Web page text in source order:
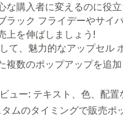
な購入者に変えるのに役
ラック フライデーやサイ
上を伸ばしましょう!
て、魅力的なアップセル
複数のポップアップを追
ュー: テキスト、色、配置
ムのタイミングで販売ポ